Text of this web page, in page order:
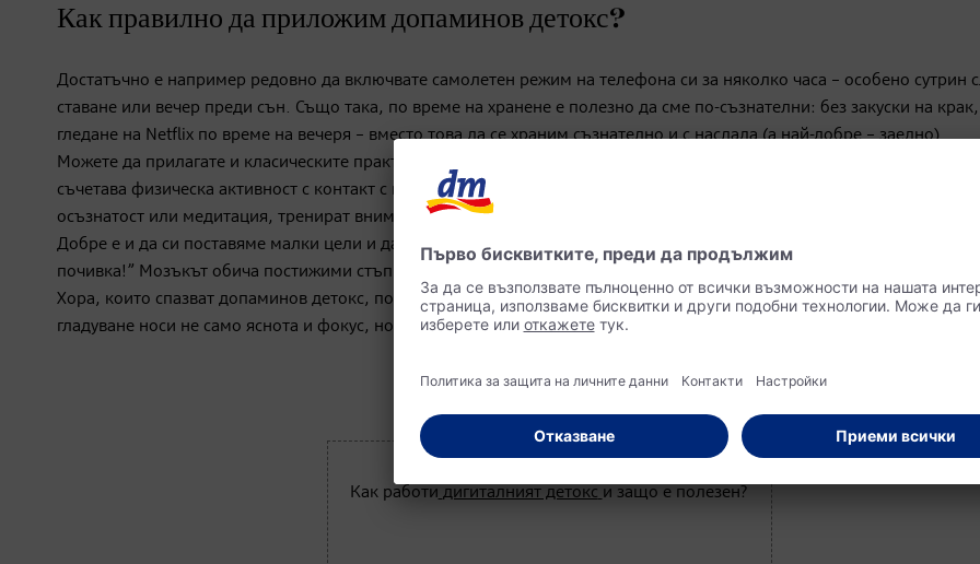
Как правилно да приложим допаминов детокс?
Достатъчно е например редовно да включвате самолетен режим на телефона си за няколко часа – особено сутрин
ставане или вечер преди сън. Също така, по време на хранене е полезно да сме по-съзнателни: без закуски на
гледане на Netflix по време на вечеря – вместо това да се храним съзнателно и с наслада (а най-добре – заедно).
Можете да прилагате и класическите практики за самообгрижване – движение и почивка: разходка в парка (без
съчетава физическа активност с контакт с природата. И само десет минути излежаване, както и кратки упражнения
осъзнатост или медитация, тренират вниманието и дългосрочно стабилизират допаминовия баланс.
Добре е и да си поставяме малки цели и да празнуваме всеки напредък – „супер, отново направих разходка през
почивка!” Мозъкът обича постижими стъпки.
Хора, които спазват допаминов детокс, по-късно разказват колко вкусна може да бъде обикновена ябълка.
гладуване носи не само яснота и фокус, но и отново пробужда дълбокото удоволствие от простите неща.
Как работи дигиталният детокс и защо е полезен?